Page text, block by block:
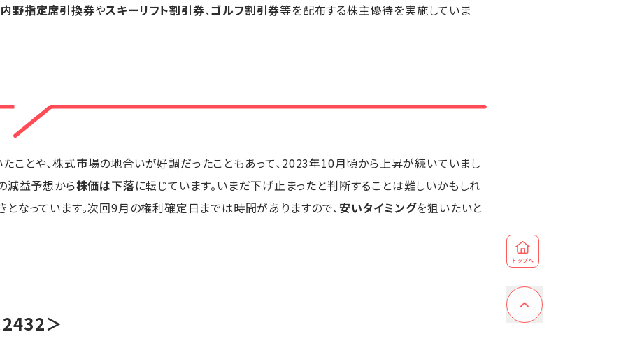
内野指定席引換券やスキーリフト割引券、ゴルフ割引券等を配布する株主優待を実施していま
ことや、株式市場の地合いが好調だったこともあって、2023年10月頃から上昇が続いていまし
減益予想から株価は下落に転じています。いまだ下げ止まったと判断することは難しいかもしれ
となっています。次回9月の権利確定日までは時間がありますので、安いタイミングを狙いたいと
＞